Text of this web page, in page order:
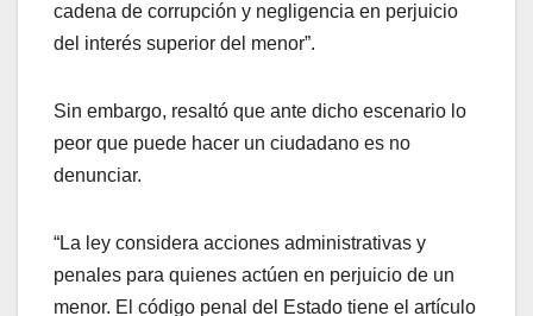
cadena de corrupción y negligencia en perjuicio
del interés superior del menor”.
Sin embargo, resaltó que ante dicho escenario lo
peor que puede hacer un ciudadano es no
denunciar.
“La ley considera acciones administrativas y
penales para quienes actúen en perjuicio de un
menor. El código penal del Estado tiene el artículo